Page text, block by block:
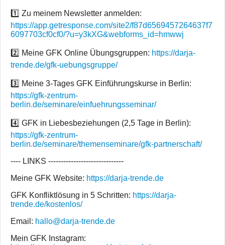
1️⃣ Zu meinem Newsletter anmelden:
https://app.getresponse.com/site2/f87d6569457264637f7
6097703cf0cf0/?u=y3kXG&webforms_id=hmwwj
2️⃣ Meine GFK Online Übungsgruppen: https://darja-
trende.de/gfk-uebungsgruppe/
3️⃣ Meine 3-Tages GFK Einführungskurse in Berlin:
https://gfk-zentrum-
berlin.de/seminare/einfuehrungsseminar/
4️⃣ GFK in Liebesbeziehungen (2,5 Tage in Berlin):
https://gfk-zentrum-
berlin.de/seminare/themenseminare/gfk-partnerschaft/
---- LINKS ------------------------------
Meine GFK Website: https://darja-trende.de
GFK Konfliktlösung in 5 Schritten: https://darja-
trende.de/kostenlos/
Email: hallo@darja-trende.de
Mein GFK Instagram: